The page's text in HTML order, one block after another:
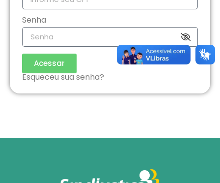
Senha
Acessar
Esqueceu sua senha?